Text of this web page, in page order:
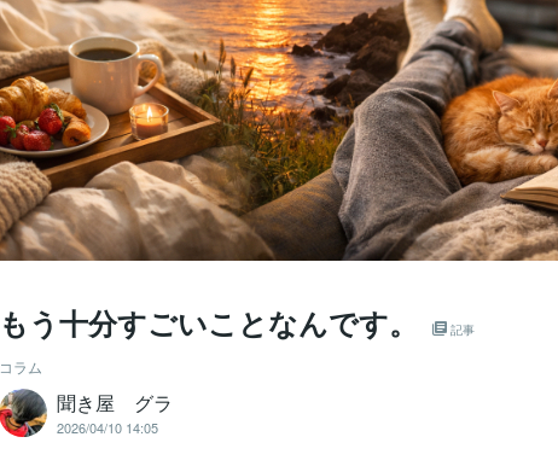
もう十分すごいことなんです。 記事
コラム
聞き屋 グラ
2026/04/10 14:05